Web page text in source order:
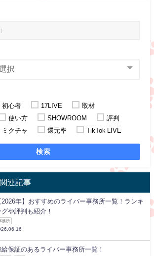
初心者 17LIVE
取材
使い方 SHOWROOM
評判
ミクチャ 還元率 TikTok LIVE
検索
連記事
2026年】おすすめのライバー事務所一覧！ランキ
グや評判も紹介！
務所
給保証のあるライバー事務所一覧！